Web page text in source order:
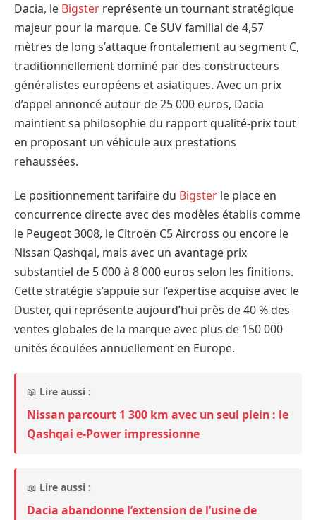
Dacia, le Bigster représente un tournant stratégique
majeur pour la marque. Ce SUV familial de 4,57
mètres de long s’attaque frontalement au segment C,
traditionnellement dominé par des constructeurs
généralistes européens et asiatiques. Avec un prix
d’appel annoncé autour de 25 000 euros, Dacia
maintient sa philosophie du rapport qualité-prix tout
en proposant un véhicule aux prestations
rehaussées.
Le positionnement tarifaire du Bigster le place en
concurrence directe avec des modèles établis comme
le Peugeot 3008, le Citroën C5 Aircross ou encore le
Nissan Qashqai, mais avec un avantage prix
substantiel de 5 000 à 8 000 euros selon les finitions.
Cette stratégie s’appuie sur l’expertise acquise avec le
Duster, qui représente aujourd’hui près de 40 % des
ventes globales de la marque avec plus de 150 000
unités écoulées annuellement en Europe.
📖 Lire aussi :
Nissan parcourt 1 300 km avec un seul plein : le
Qashqai e-Power impressionne
📖 Lire aussi :
Dacia abandonne l’extension de l’usine de